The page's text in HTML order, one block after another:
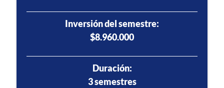
Inversión del semestre:
$8.960.000
Duración:
3 semestres